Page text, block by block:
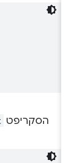
הסקריפט